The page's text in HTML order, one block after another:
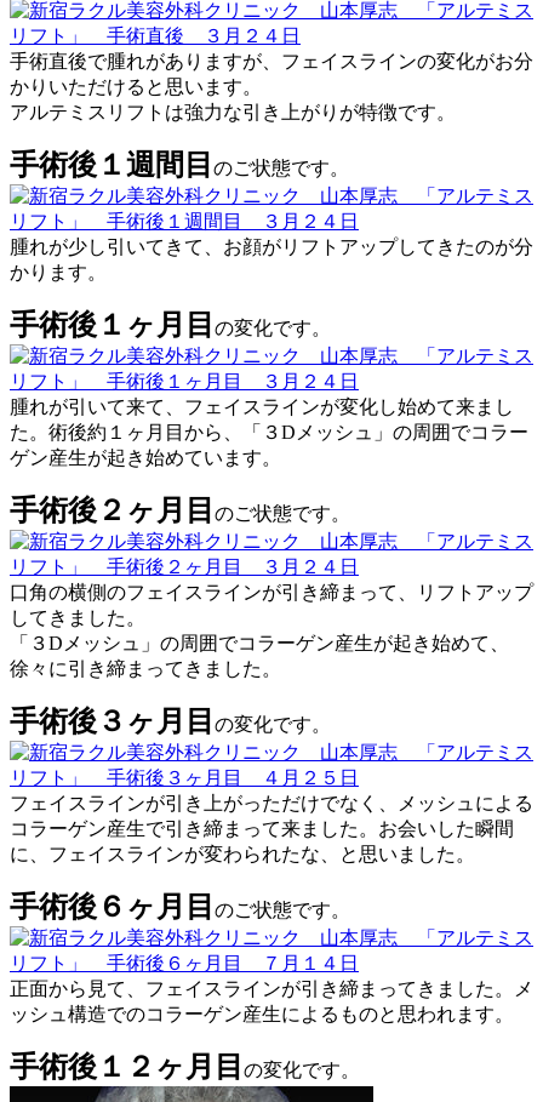
手術直後で腫れがありますが、フェイスラインの変化がお分
かりいただけると思います。
アルテミスリフトは強力な引き上がりが特徴です。
手術後１週間目 のご状態です。
腫れが少し引いてきて、お顔がリフトアップしてきたのが分
かります。
手術後１ヶ月目 の変化です。
腫れが引いて来て、フェイスラインが変化し始めて来まし
た。術後約１ヶ月目から、「３Dメッシュ」の周囲でコラー
ゲン産生が起き始めています。
手術後２ヶ月目 のご状態です。
口角の横側のフェイスラインが引き締まって、リフトアップ
してきました。
「３Dメッシュ」の周囲でコラーゲン産生が起き始めて、
徐々に引き締まってきました。
手術後３ヶ月目 の変化です。
フェイスラインが引き上がっただけでなく、メッシュによる
コラーゲン産生で引き締まって来ました。お会いした瞬間
に、フェイスラインが変わられたな、と思いました。
手術後６ヶ月目 のご状態です。
正面から見て、フェイスラインが引き締まってきました。メ
ッシュ構造でのコラーゲン産生によるものと思われます。
手術後１２ヶ月目 の変化です。